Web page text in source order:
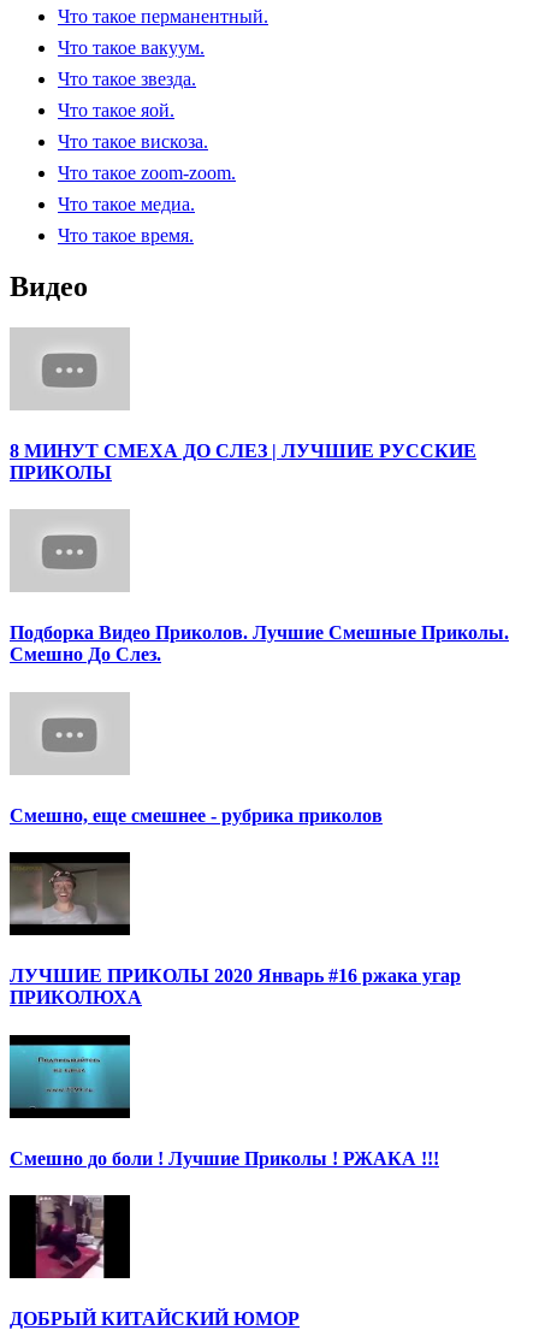
Что такое перманентный.
Что такое вакуум.
Что такое звезда.
Что такое яой.
Что такое вискоза.
Что такое zoom-zoom.
Что такое медиа.
Что такое время.
Видео
8 МИНУТ СМЕХА ДО СЛЕЗ | ЛУЧШИЕ РУССКИЕ
ПРИКОЛЫ
Подборка Видео Приколов. Лучшие Смешные Приколы.
Смешно До Слез.
Смешно, еще смешнее - рубрика приколов
ЛУЧШИЕ ПРИКОЛЫ 2020 Январь #16 ржака угар
ПРИКОЛЮХА
Смешно до боли ! Лучшие Приколы ! РЖАКА !!!
ДОБРЫЙ КИТАЙСКИЙ ЮМОР